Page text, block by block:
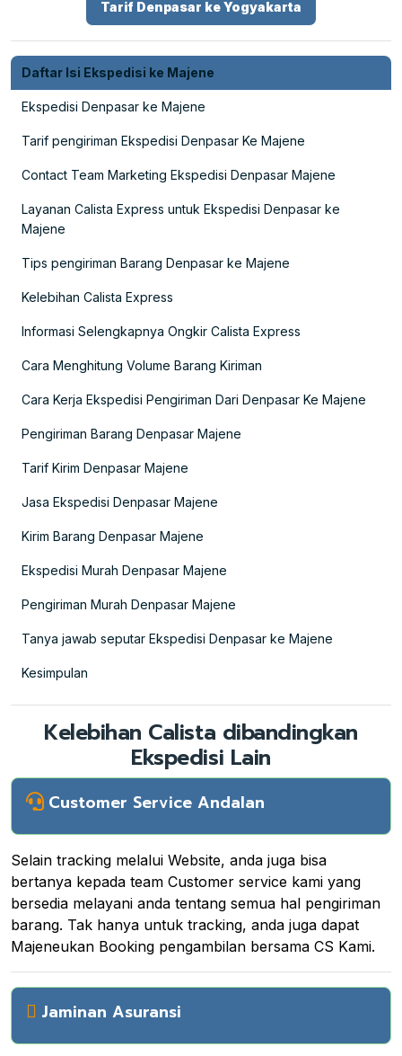
Tarif Denpasar ke Yogyakarta
Daftar Isi Ekspedisi ke Majene
Ekspedisi Denpasar ke Majene
Tarif pengiriman Ekspedisi Denpasar Ke Majene
Contact Team Marketing Ekspedisi Denpasar Majene
Layanan Calista Express untuk Ekspedisi Denpasar ke
Majene
Tips pengiriman Barang Denpasar ke Majene
Kelebihan Calista Express
Informasi Selengkapnya Ongkir Calista Express
Cara Menghitung Volume Barang Kiriman
Cara Kerja Ekspedisi Pengiriman Dari Denpasar Ke Majene
Pengiriman Barang Denpasar Majene
Tarif Kirim Denpasar Majene
Jasa Ekspedisi Denpasar Majene
Kirim Barang Denpasar Majene
Ekspedisi Murah Denpasar Majene
Pengiriman Murah Denpasar Majene
Tanya jawab seputar Ekspedisi Denpasar ke Majene
Kesimpulan
Kelebihan Calista dibandingkan
Ekspedisi Lain
Customer Service Andalan
Selain tracking melalui Website, anda juga bisa
bertanya kepada team Customer service kami yang
bersedia melayani anda tentang semua hal pengiriman
barang. Tak hanya untuk tracking, anda juga dapat
Majeneukan Booking pengambilan bersama CS Kami.
Jaminan Asuransi